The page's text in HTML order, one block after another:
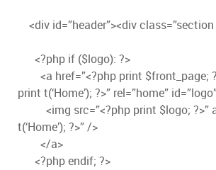
<div id=”header”><div
<?php if ($logo): ?>
<a href=”<?php print $front_page;
print t(‘Home’); ?>” rel=”home”
<img src=”<?php print $logo; ?>”
t(‘Home’); ?>” />
</a>
<?php endif; ?>